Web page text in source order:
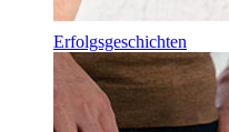
Erfolgsgeschichten